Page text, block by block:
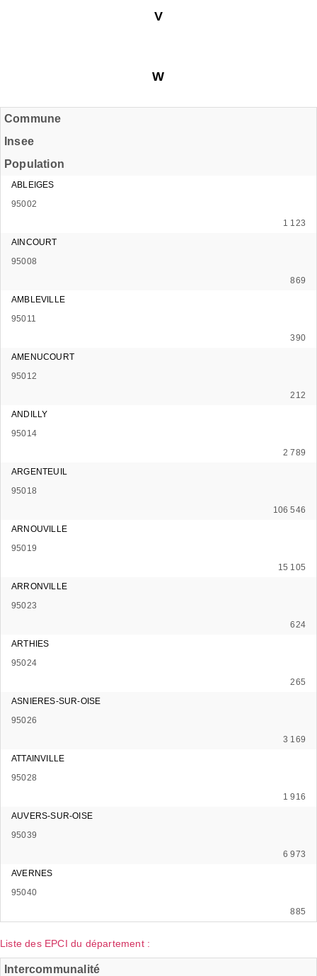
V
W
Commune
Insee
Population
ABLEIGES
95002
1 123
AINCOURT
95008
869
AMBLEVILLE
95011
390
AMENUCOURT
95012
212
ANDILLY
95014
2 789
ARGENTEUIL
95018
106 546
ARNOUVILLE
95019
15 105
ARRONVILLE
95023
624
ARTHIES
95024
265
ASNIERES-SUR-OISE
95026
3 169
ATTAINVILLE
95028
1 916
AUVERS-SUR-OISE
95039
6 973
AVERNES
95040
885
Liste des EPCI du département :
Intercommunalité